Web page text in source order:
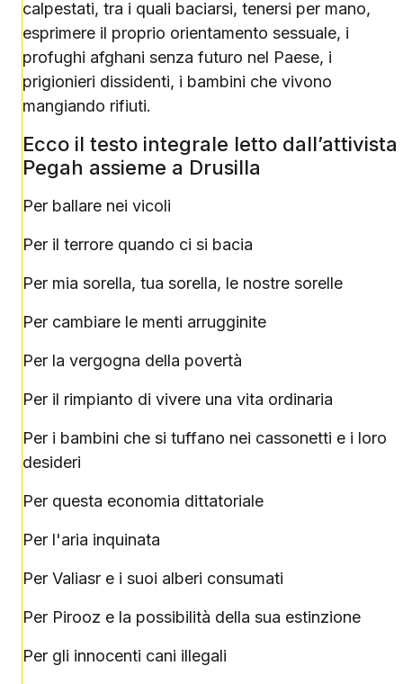
calpestati, tra i quali baciarsi, tenersi per mano,
esprimere il proprio orientamento sessuale, i
profughi afghani senza futuro nel Paese, i
prigionieri dissidenti, i bambini che vivono
mangiando rifiuti.
Ecco il testo integrale letto dall’attivista
Pegah assieme a Drusilla
Per ballare nei vicoli
Per il terrore quando ci si bacia
Per mia sorella, tua sorella, le nostre sorelle
Per cambiare le menti arrugginite
Per la vergogna della povertà
Per il rimpianto di vivere una vita ordinaria
Per i bambini che si tuffano nei cassonetti e i loro
desideri
Per questa economia dittatoriale
Per l'aria inquinata
Per Valiasr e i suoi alberi consumati
Per Pirooz e la possibilità della sua estinzione
Per gli innocenti cani illegali